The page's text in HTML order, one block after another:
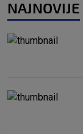
NAJNOVIJE